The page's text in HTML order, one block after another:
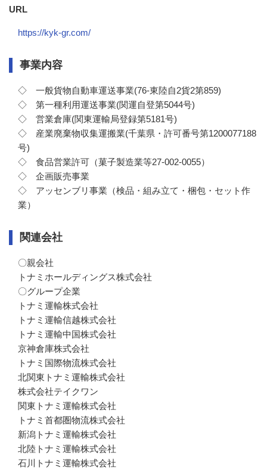
URL
https://kyk-gr.com/
事業内容
◇　一般貨物自動車運送事業(76-東陸自2貨2第859)
◇　第一種利用運送事業(関運自登第5044号)
◇　営業倉庫(関東運輸局登録第5181号)
◇　産業廃棄物収集運搬業(千葉県・許可番号第1200077188
号)
◇　食品営業許可（菓子製造業等27-002-0055）
◇　企画販売事業
◇　アッセンブリ事業（検品・組み立て・梱包・セット作
業）
関連会社
〇親会社
トナミホールディングス株式会社
〇グループ企業
トナミ運輸株式会社
トナミ運輸信越株式会社
トナミ運輸中国株式会社
京神倉庫株式会社
トナミ国際物流株式会社
北関東トナミ運輸株式会社
株式会社テイクワン
関東トナミ運輸株式会社
トナミ首都圏物流株式会社
新潟トナミ運輸株式会社
北陸トナミ運輸株式会社
石川トナミ運輸株式会社